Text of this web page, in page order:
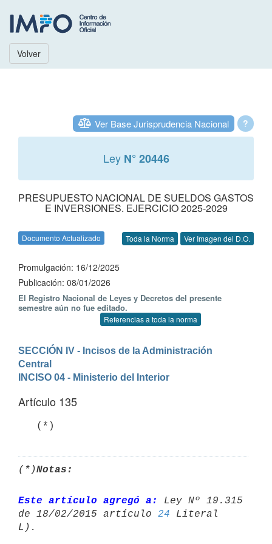
Volver
?
Ver Base Jurisprudencia Nacional
Ley N° 20446
PRESUPUESTO NACIONAL DE SUELDOS GASTOS
E INVERSIONES. EJERCICIO 2025-2029
Documento Actualizado Toda la Norma Ver Imagen del D.O.
Promulgación: 16/12/2025
Publicación: 08/01/2026
El Registro Nacional de Leyes y Decretos del presente
semestre aún no fue editado.
Referencias a toda la norma
SECCIÓN IV - Incisos de la Administración
Central
INCISO 04 - Ministerio del Interior
Artículo 135
   (*)
(*)Notas:
Este artículo agregó a:
Ley Nº 19.315
de 18/02/2015 artículo 24 Literal